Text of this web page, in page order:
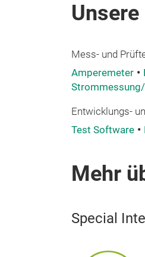
Mess- und
Amperemeter
Entwicklungs-
Test Software
Mehr
Special